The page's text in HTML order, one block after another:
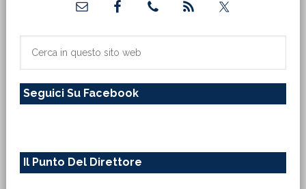
primaria
sito
Seguici Su Facebook
Il Punto Del Direttore